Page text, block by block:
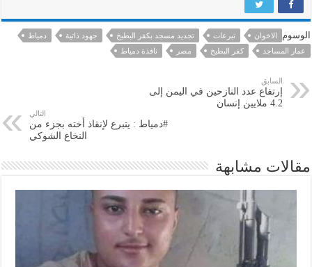
الوسوم الاخوان تبرعات تجديد مسجد بكفر البطيخ جهود ذاتية
دمياط
عمار المساجد
كفر البطيخ مصر نافذة دمياط
السابق
إرتفاع عدد النازحين في اليمن إلى
4.2 ملايين إنسان
التالي
#دمياط : يتبرع لإنقاذ أخته بجزء من
النخاع الشوكي
مقالات مشابهة